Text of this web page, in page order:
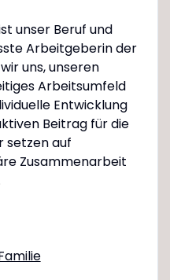
unser Beruf und
Arbeitgeberin der
uns, unseren
Arbeitsumfeld
Entwicklung
Beitrag für die
setzen auf
Zusammenarbeit